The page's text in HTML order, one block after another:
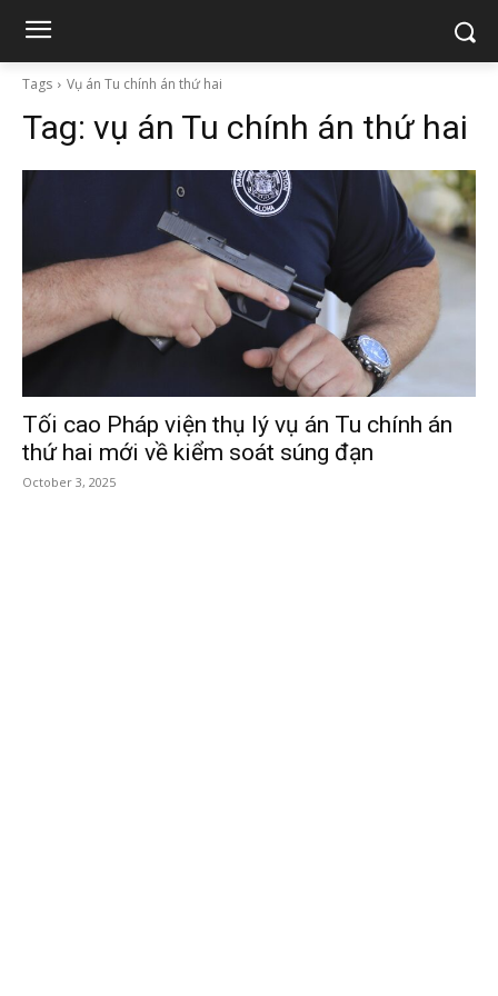
Tags Vụ án Tu chính án thứ hai
Tag: vụ án Tu chính án thứ hai
Tối cao Pháp viện thụ lý vụ án Tu chính án
thứ hai mới về kiểm soát súng đạn
October 3, 2025